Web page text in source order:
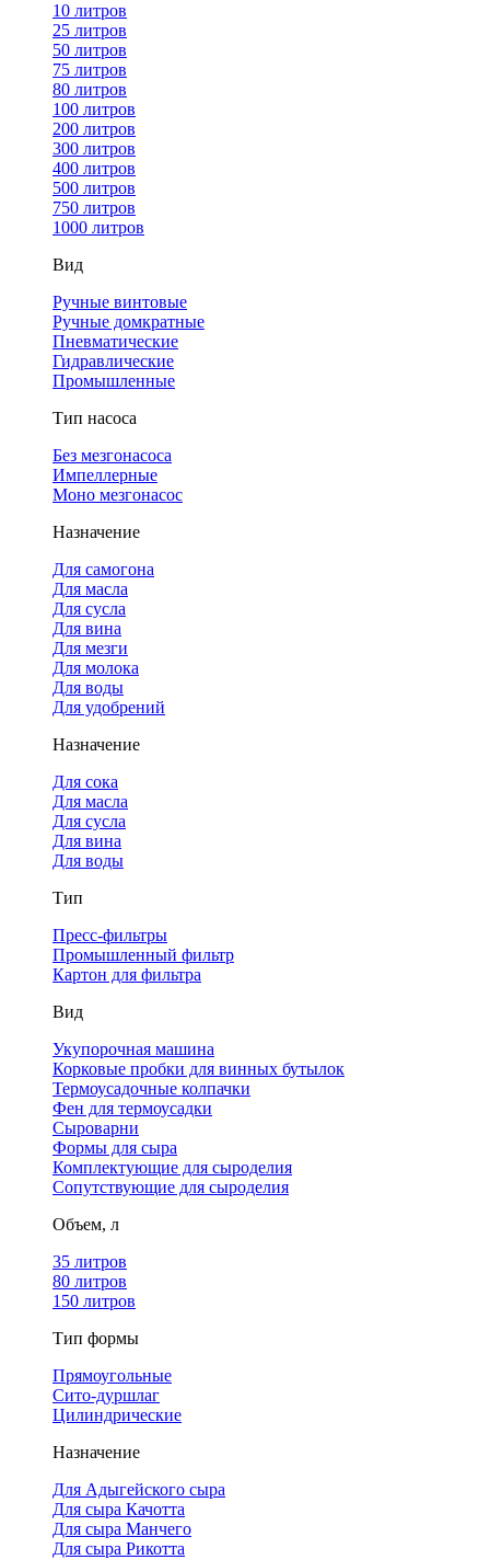
10 литров
25 литров
50 литров
75 литров
80 литров
100 литров
200 литров
300 литров
400 литров
500 литров
750 литров
1000 литров
Вид
Ручные винтовые
Ручные домкратные
Пневматические
Гидравлические
Промышленные
Тип насоса
Без мезгонасоса
Импеллерные
Моно мезгонасос
Назначение
Для самогона
Для масла
Для сусла
Для вина
Для мезги
Для молока
Для воды
Для удобрений
Назначение
Для сока
Для масла
Для сусла
Для вина
Для воды
Тип
Пресс-фильтры
Промышленный фильтр
Картон для фильтра
Вид
Укупорочная машина
Корковые пробки для винных бутылок
Термоусадочные колпачки
Фен для термоусадки
Сыроварни
Формы для сыра
Комплектующие для сыроделия
Сопутствующие для сыроделия
Объем, л
35 литров
80 литров
150 литров
Тип формы
Прямоугольные
Сито-дуршлаг
Цилиндрические
Назначение
Для Адыгейского сыра
Для сыра Качотта
Для сыра Манчего
Для сыра Рикотта